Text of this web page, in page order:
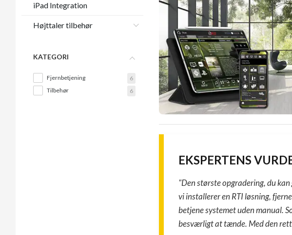
iPad Integration
Højttaler tilbehør
EKSPERTENS
"Den største opgradering, du
vi installerer en RTI løsning,
betjene systemet uden manual.
besværligt at tænde. Med den
KATEGORI
Fjernbetjening
6
Tilbehør
6